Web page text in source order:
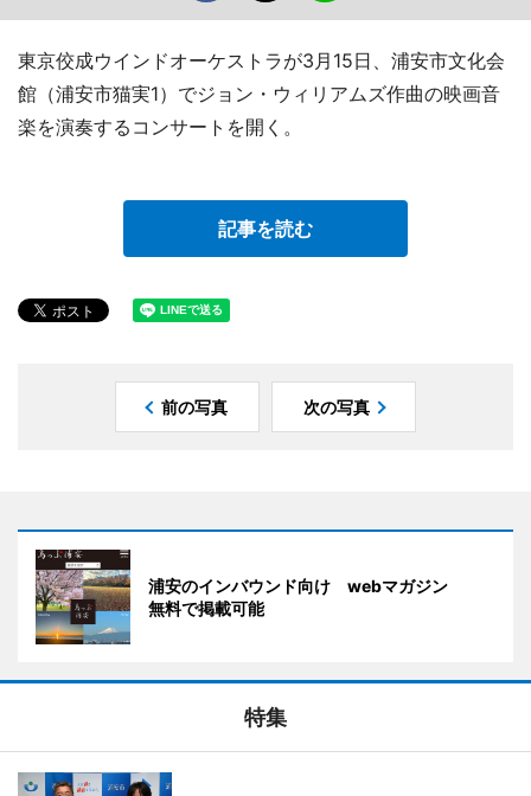
東京佼成ウインドオーケストラが3月15日、浦安市文化会
館（浦安市猫実1）でジョン・ウィリアムズ作曲の映画音
楽を演奏するコンサートを開く。
記事を読む
前の写真 次の写真
浦安のインバウンド向け webマガジン
無料で掲載可能
特集